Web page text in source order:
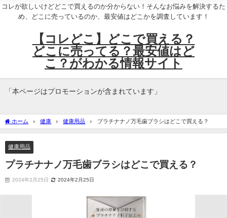
コレが欲しいけどどこで買えるのか分からない！そんなお悩みを解決するた
め、どこに売っているのか、最安値はどこかを調査しています！
【コレどこ】どこで買える？
どこに売ってる？最安値はど
こ？がわかる情報サイト
「本ページはプロモーションが含まれています」
ホーム 健康 健康用品 プラチナナノ万毛歯ブラシはどこで買える？
健康用品
プラチナナノ万毛歯ブラシはどこで買える？
2024年2月25日 2024年2月25日